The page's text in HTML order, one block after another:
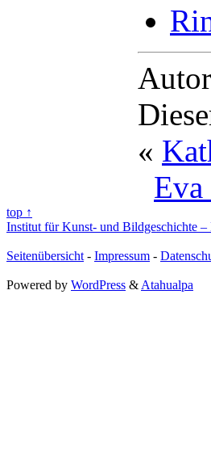
«
top ↑
Institut für Kunst- und Bildgeschichte
Seitenübersicht - Impressum -
Powered by WordPress & Atahualpa